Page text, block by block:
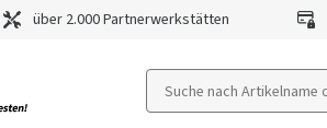
über 2.000 Partnerwerkstätten